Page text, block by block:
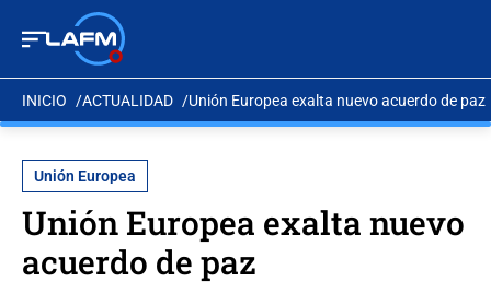
INICIO ACTUALIDAD Unión Europea exalta nuevo acuerdo de paz
Unión Europea
Unión Europea exalta nuevo
acuerdo de paz